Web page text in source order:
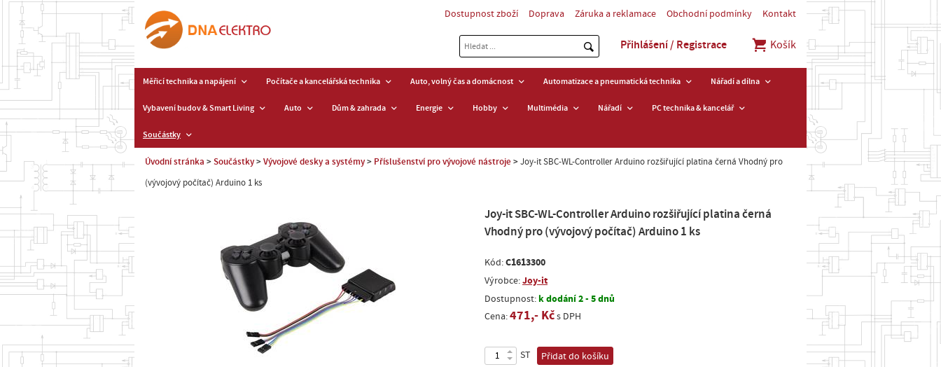
Dostupnost zboží Doprava Záruka a reklamace Obchodní podmínky Kontakt
Přihlášení / Registrace Košík
Měřicí technika a napájení Počítače a kancelářská technika Auto, volný čas a domácnost Automatizace a pneumatická technika Nářadí a dílna
Vybavení budov & Smart Living Auto Dům & zahrada Energie Hobby Multimédia Nářadí PC technika & kancelář
Součástky
Úvodní stránka Součástky Vývojové desky a systémy Příslušenství pro vývojové nástroje Joy-it SBC-WL-Controller Arduino rozšiřující platina černá Vhodný pro
(vývojový počítač) Arduino 1 ks
Joy-it SBC-WL-Controller Arduino rozšiřující platina černá
Vhodný pro (vývojový počítač) Arduino 1 ks
Kód:C1613300
Výrobce:Joy-it
Dostupnost:k dodání 2 - 5 dnů
Cena:471,- Kčs DPH
ST Přidat do košíku